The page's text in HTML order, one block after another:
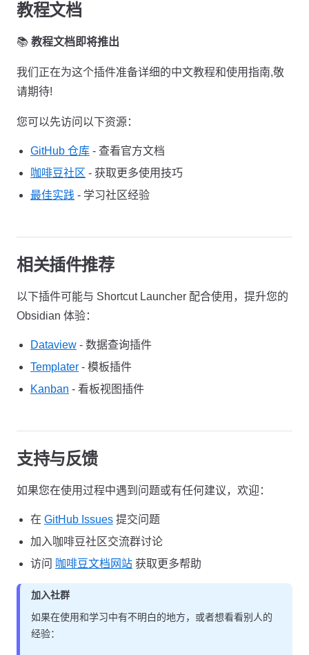
教程文档
📚 教程文档即将推出
我们正在为这个插件准备详细的中文教程和使用指南,敬
请期待!
您可以先访问以下资源：
GitHub 仓库 - 查看官方文档
咖啡豆社区 - 获取更多使用技巧
最佳实践 - 学习社区经验
相关插件推荐
以下插件可能与 Shortcut Launcher 配合使用，提升您的
Obsidian 体验：
Dataview - 数据查询插件
Templater - 模板插件
Kanban - 看板视图插件
支持与反馈
如果您在使用过程中遇到问题或有任何建议，欢迎：
在 GitHub Issues 提交问题
加入咖啡豆社区交流群讨论
访问 咖啡豆文档网站 获取更多帮助
加入社群
如果在使用和学习中有不明白的地方，或者想看看别人的
经验：